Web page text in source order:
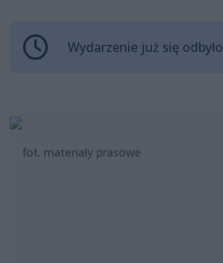
Wydarzenie już się odbyło
fot. materiały prasowe